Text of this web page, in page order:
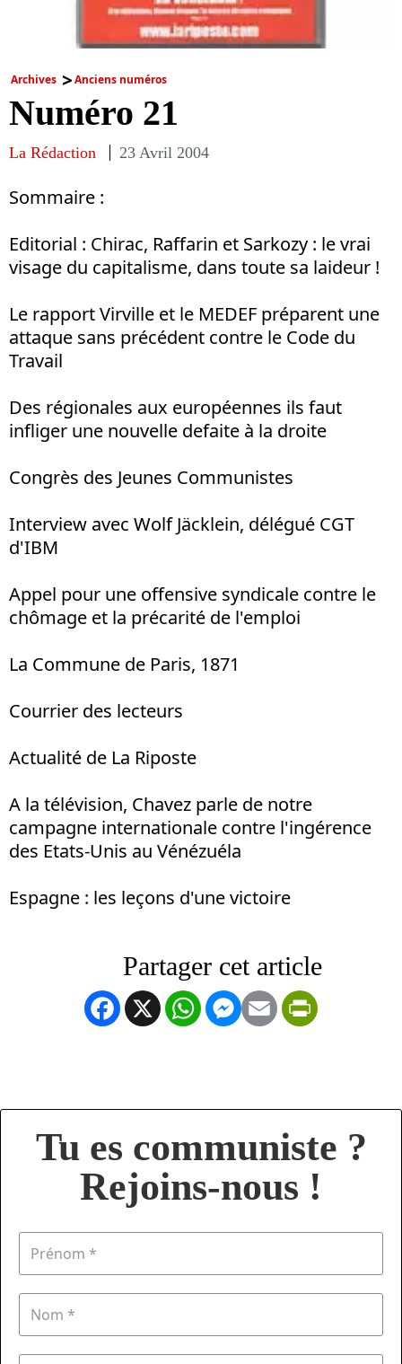
Archives Anciens numéros
Numéro 21
La Rédaction 23 Avril 2004
Sommaire :
Editorial : Chirac, Raffarin et Sarkozy : le vrai
visage du capitalisme, dans toute sa laideur !
Le rapport Virville et le MEDEF préparent une
attaque sans précédent contre le Code du
Travail
Des régionales aux européennes ils faut
infliger une nouvelle defaite à la droite
Congrès des Jeunes Communistes
Interview avec Wolf Jäcklein, délégué CGT
d'IBM
Appel pour une offensive syndicale contre le
chômage et la précarité de l'emploi
La Commune de Paris, 1871
Courrier des lecteurs
Actualité de La Riposte
A la télévision, Chavez parle de notre
campagne internationale contre l'ingérence
des Etats-Unis au Vénézuéla
Espagne : les leçons d'une victoire
Facebook
X WhatsApp
Messenger
Email
Tu es communiste ?
Rejoins-nous !